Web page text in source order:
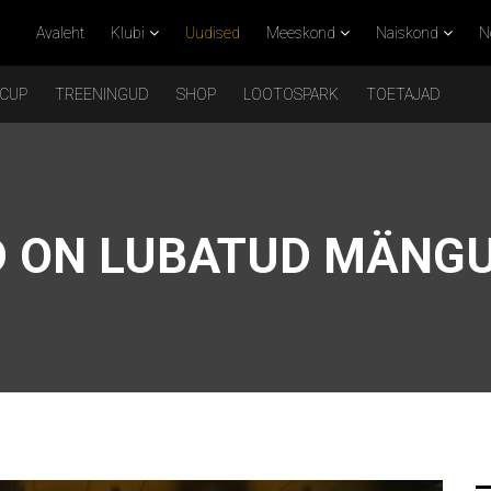
Avaleht Klubi Uudised Meeskond Naiskond
TREENINGUD SHOP LOOTOSPARK TOETAJAD
LUBATUD